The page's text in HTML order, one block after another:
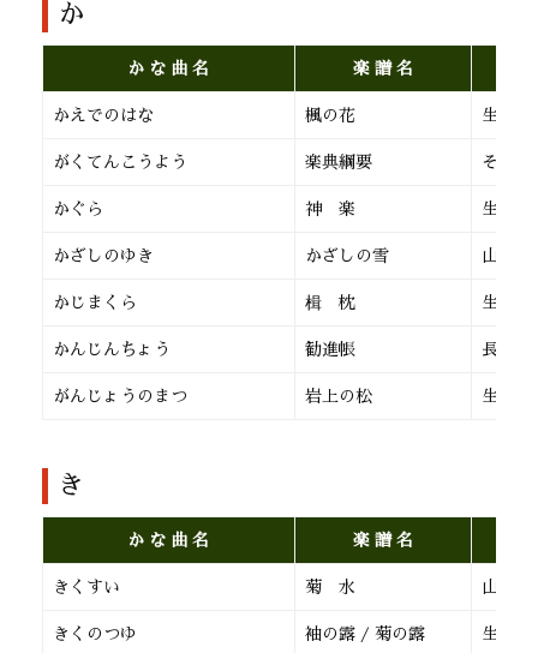
か
か な 曲 名 楽 譜 名
かえでのはな 楓の花 生田流
がくてんこうよう 楽典綱要 その他
かぐら 神 楽 生田流
かざしのゆき かざしの雪 山田流
かじまくら 楫 枕 生田流
かんじんちょう 勧進帳 長 唄
がんじょうのまつ 岩上の松 生田流
き
か な 曲 名 楽 譜 名
きくすい 菊 水 山田流
きくのつゆ 袖の露 / 菊の露 生田流